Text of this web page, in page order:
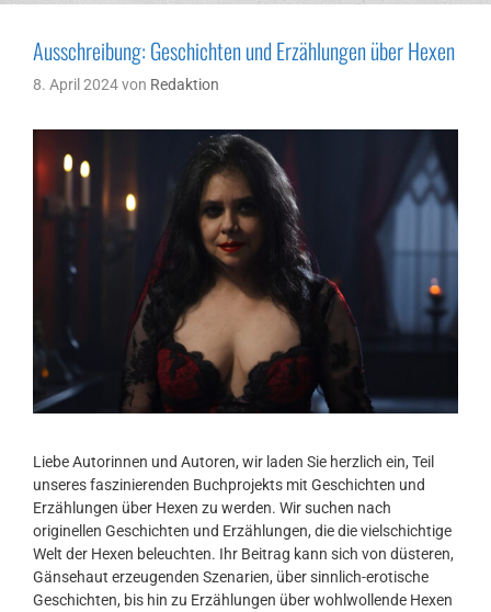
Ausschreibung: Geschichten und Erzählungen über Hexen
8. April 2024von Redaktion
Liebe Autorinnen und Autoren, wir laden Sie herzlich ein, Teil
unseres faszinierenden Buchprojekts mit Geschichten und
Erzählungen über Hexen zu werden. Wir suchen nach
originellen Geschichten und Erzählungen, die die vielschichtige
Welt der Hexen beleuchten. Ihr Beitrag kann sich von düsteren,
Gänsehaut erzeugenden Szenarien, über sinnlich-erotische
Geschichten, bis hin zu Erzählungen über wohlwollende Hexen